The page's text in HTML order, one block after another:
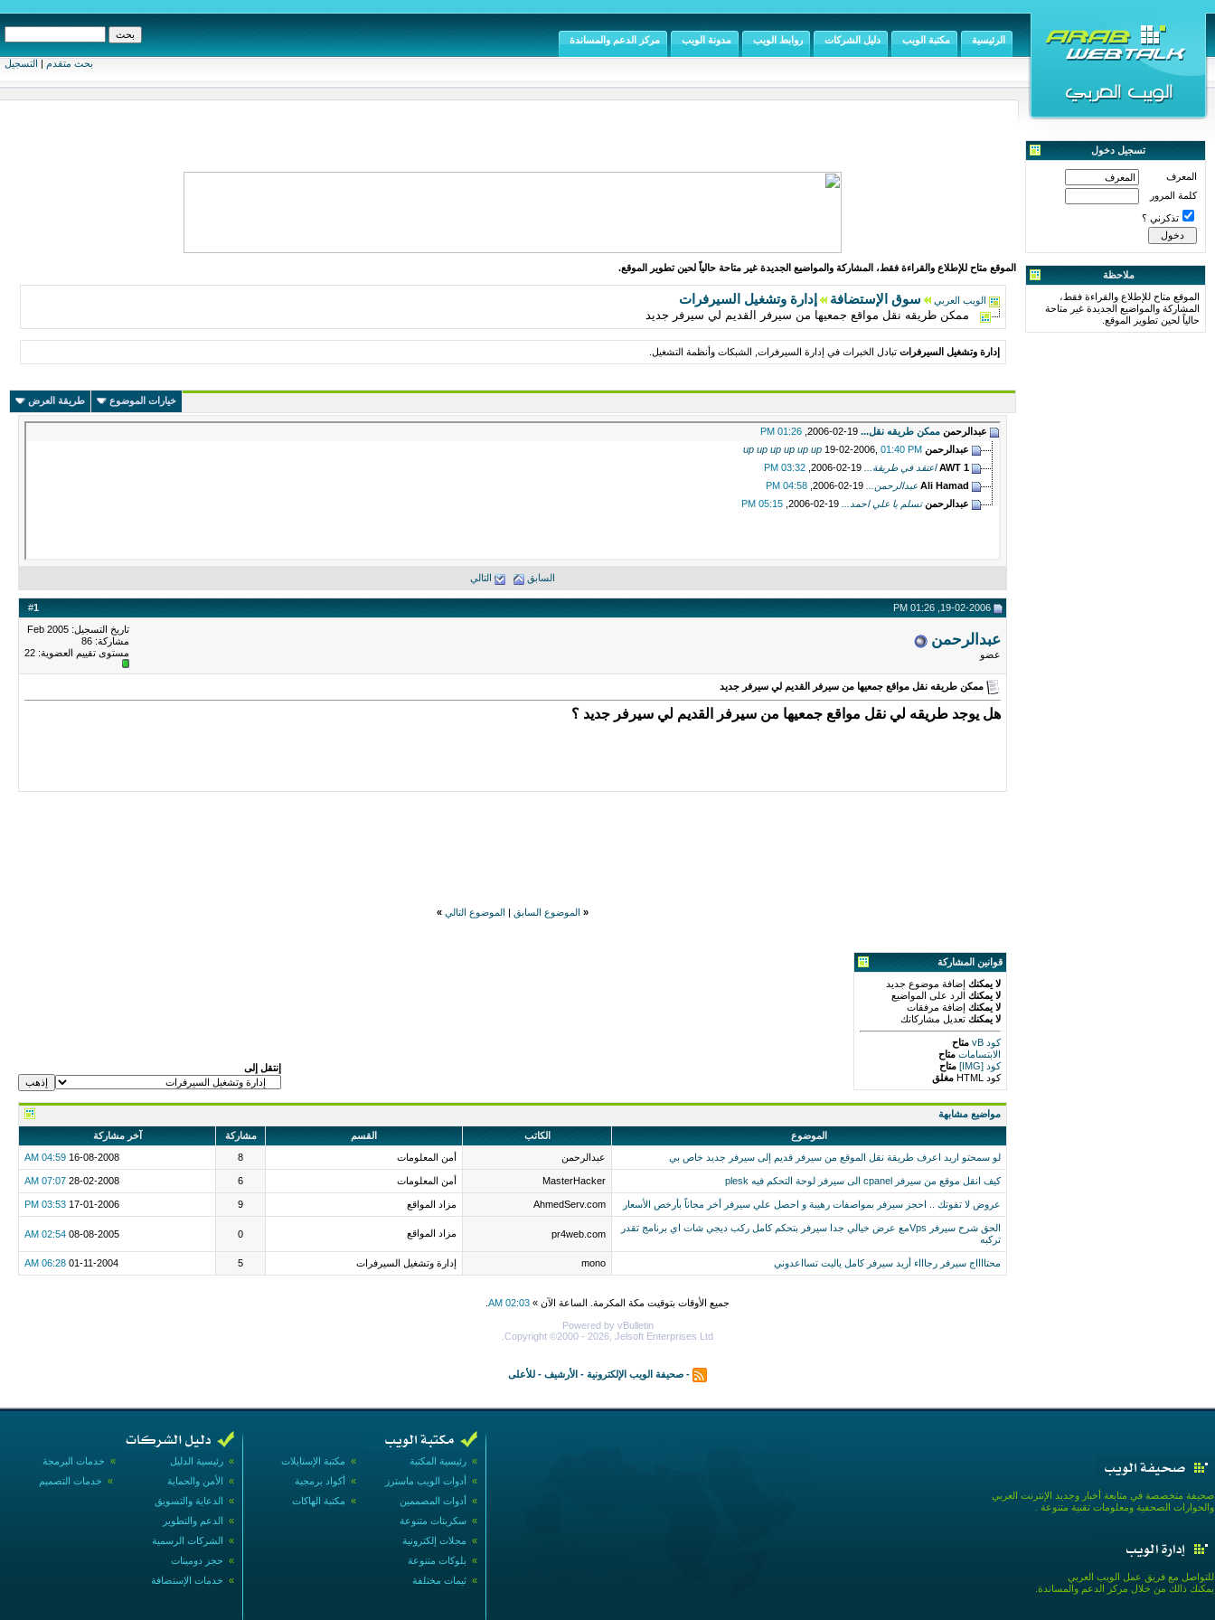
بحث متقدم | التسجيل
الرئيسية مكتبة الويب دليل الشركات روابط الويب مدونة الويب مركز الدعم والمساندة
تسجيل دخول
المعرف
كلمة المرور
تذكرني ؟
ملاحظة
الموقع متاح للإطلاع والقراءة فقط،
المشاركة والمواضيع الجديدة غير متاحة
حالياً لحين تطوير الموقع.
الموقع متاح للإطلاع والقراءة فقط، المشاركة والمواضيع الجديدة غير متاحة حالياً لحين تطوير الموقع.
الويب العربي سوق الإستضافة إدارة وتشغيل السيرفرات
ممكن طريقه نقل مواقع جمعيها من سيرفر القديم لي سيرفر جديد
إدارة وتشغيل السيرفرات تبادل الخبرات في إدارة السيرفرات, الشبكات وأنظمة التشغيل.
خيارات الموضوع طريقة العرض
عبدالرحمن ممكن طريقه نقل...
01:26 PM
عبدالرحمن
up up up up up up 19-02-2006, 01:40 PM
AWT 1 اعتقد في طريقة...
03:32 PM
Ali Hamad عبدالرحمن...
04:58 PM
عبدالرحمن تسلم يا علي احمد... 05:15 PM
السابق التالي
#1
عبدالرحمن
عضو
تاريخ التسجيل: Feb 2005
مشاركة: 86
مستوى تقييم العضوية: 22
ممكن طريقه نقل مواقع جمعيها من سيرفر القديم لي سيرفر جديد
هل يوجد طريقه لي نقل مواقع جمعيها من سيرفر القديم لي سيرفر جديد ؟
« الموضوع السابق الموضوع التالي »
قوانين المشاركة
لا يمكنك إضافة موضوع جديد
لا يمكنك الرد على المواضيع
لا يمكنك إضافة مرفقات
لا يمكنك تعديل مشاركاتك
كود vB
متاح
الابتسامات متاح
كود [IMG]
متاح
كود HTML
مغلق
إنتقل إلى
مواضيع مشابهة
الموضوع
الكاتب القسم مشاركة
آخر مشاركة
لو سمحتو اريد اعرف طريقة نقل الموقع من سيرفر قديم إلى سيرفر جديد خاص بي
عبدالرحمن أمن المعلومات 8
16-08-2008
04:59 AM
كيف انقل موقع من سيرفر cpanel الى سيرفر لوحة التحكم فيه plesk MasterHacker أمن المعلومات 6
28-02-2008
07:07 AM
عروض لا تفوتك .. احجز سيرفر بمواصفات رهيبة و احصل علي سيرفر أخر مجاناً بأرخص الأسعار AhmedServ.com مزاد المواقع 9
17-01-2006
03:53 PM
الحق شرح سيرفر Vpsمع عرض خيالي جدا سيرفر بتحكم كامل ركب ديجي شات اي برنامج تقدر
تركبه
pr4web.com مزاد المواقع 0
08-08-2005
02:54 AM
محتااااج سيرفر رجاااء أريد سيرفر كامل ياليت تسااعدوني mono إدارة وتشغيل السيرفرات 5
01-11-2004
06:28 AM
جميع الأوقات بتوقيت مكة المكرمة. الساعة الآن » 02:03 AM
Powered by vBulletin
Copyright ©2000 - 2026, Jelsoft Enterprises Ltd.
- صحيفة الويب الإلكترونية - الأرشيف - للأعلى
» خدمات البرمجة » رئيسية الدليل
» خدمات التصميم » الأمن والحماية
» الدعاية والتسويق
» الدعم والتطوير
» الشركات الرسمية
» حجز دومينات
» خدمات الإستضافة
» مكتبة الإستايلات » رئيسية المكتبة
» أكواد برمجية » أدوات الويب ماسترز
» مكتبة الهاكات » أدوات المصممين
» سكربتات متنوعة
» مجلات إلكترونية
» بلوكات متنوعة
» ثيمات مختلفة
صحيفة متخصصة في متابعة أخبار وجديد الإنترنت العربي
والحوارات الصحفية ومعلومات تقنية متنوعة .
للتواصل مع فريق عمل الويب العربي
يمكنك ذالك من خلال مركز الدعم والمساندة.